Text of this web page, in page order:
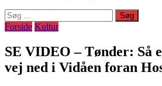
Søg
efter:
Forside Kultur
SE VIDEO – Tønder: Så
vej ned i Vidåen foran